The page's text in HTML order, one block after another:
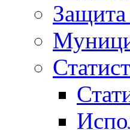
Защита